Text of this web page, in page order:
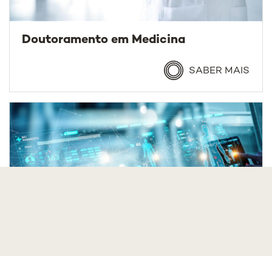
Doutoramento em Medicina
SABER MAIS